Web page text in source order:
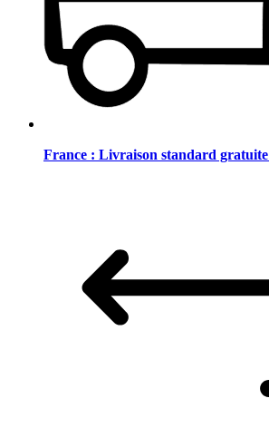
France : Livraison standard gratuite